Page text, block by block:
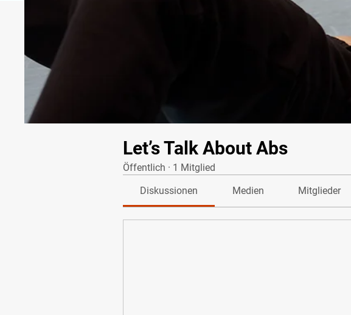
Let’s Talk About Abs
Öffentlich · 1 Mitglied
Diskussionen Medien Mitglieder